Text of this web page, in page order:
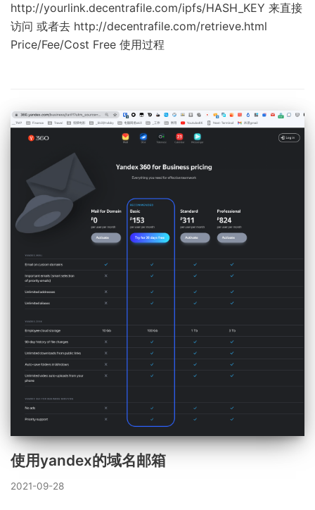
http://yourlink.decentrafile.com/ipfs/HASH_KEY 来直接
访问 或者去 http://decentrafile.com/retrieve.html
Price/Fee/Cost Free 使用过程
使用yandex的域名邮箱
2021-09-28